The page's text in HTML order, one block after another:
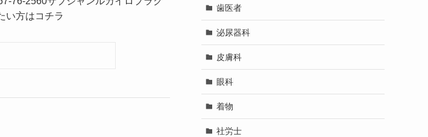
い方はコチラ
歯医者
泌尿器科
皮膚科
眼科
着物
社労士